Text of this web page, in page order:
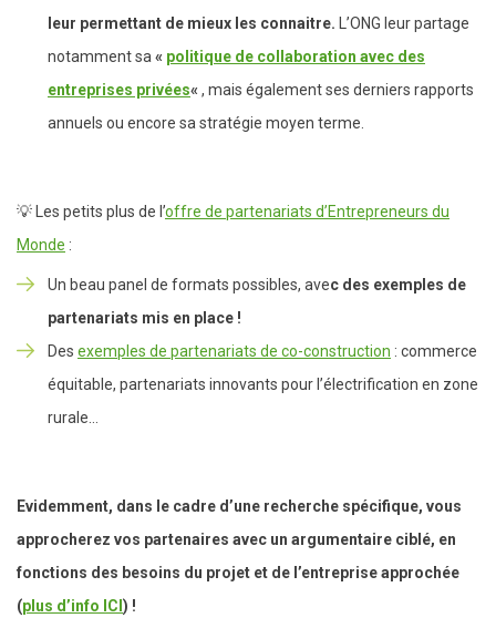
leur permettant de mieux les connaitre. L’ONG leur partage
notamment sa « politique de collaboration avec des
entreprises privées« , mais également ses derniers rapports
annuels ou encore sa stratégie moyen terme.
💡 Les petits plus de l’offre de partenariats d’Entrepreneurs du
Monde :
Un beau panel de formats possibles, avec des exemples de
partenariats mis en place !
Des exemples de partenariats de co-construction : commerce
équitable, partenariats innovants pour l’électrification en zone
rurale…
Evidemment, dans le cadre d’une recherche spécifique, vous
approcherez vos partenaires avec un argumentaire ciblé, en
fonctions des besoins du projet et de l’entreprise approchée
(plus d’info ICI ) !